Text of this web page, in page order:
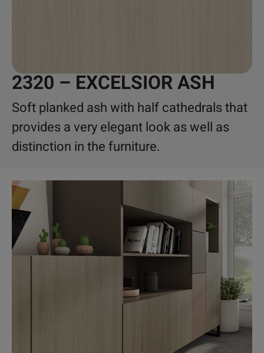
2320 – EXCELSIOR ASH
Soft planked ash with half cathedrals that
provides a very elegant look as well as
distinction in the furniture.